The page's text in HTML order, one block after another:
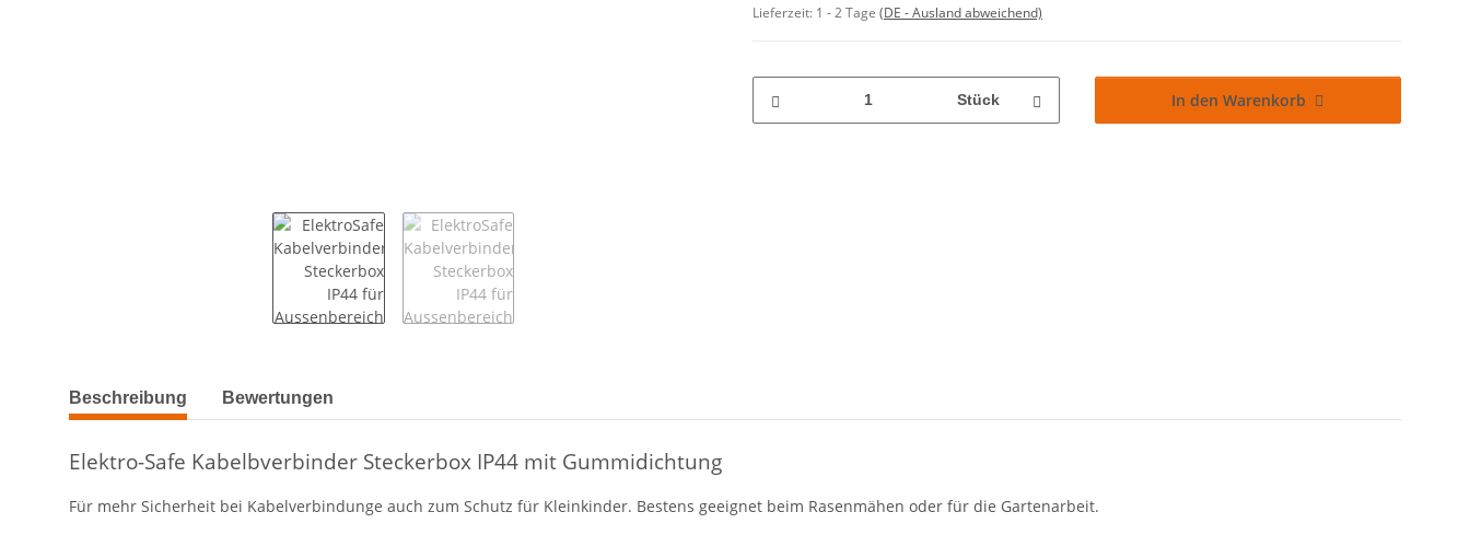
Lieferzeit: 1 - 2 Tage (DE - Ausland abweichend)
Stück In den Warenkorb
weitere Registerkarten anzeigen
Beschreibung Bewertungen
Elektro-Safe Kabelbverbinder Steckerbox IP44 mit Gummidichtung
Für mehr Sicherheit bei Kabelverbindunge auch zum Schutz für Kleinkinder. Bestens geeignet beim Rasenmähen oder für die Gartenarbeit.